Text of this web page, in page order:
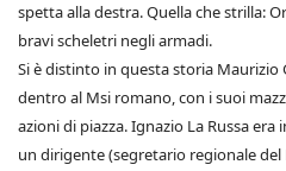
spetta alla destra. Quella che strilla:
bravi scheletri negli armadi.
Si è distinto in questa storia Maurizio
dentro al Msi romano, con i suoi
azioni di piazza. Ignazio La Russa
un dirigente (segretario regionale